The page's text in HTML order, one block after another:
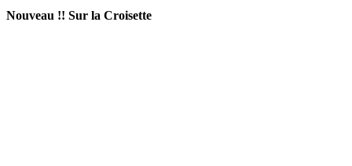
Nouveau !! Sur la Croisette